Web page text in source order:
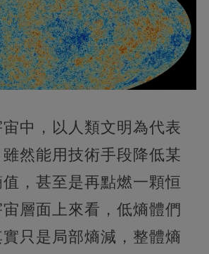
中，以人類文明為代表
然能用技術手段降低某
，甚至是再點燃一顆恒
層面上來看，低熵體們
只是局部熵減，整體熵